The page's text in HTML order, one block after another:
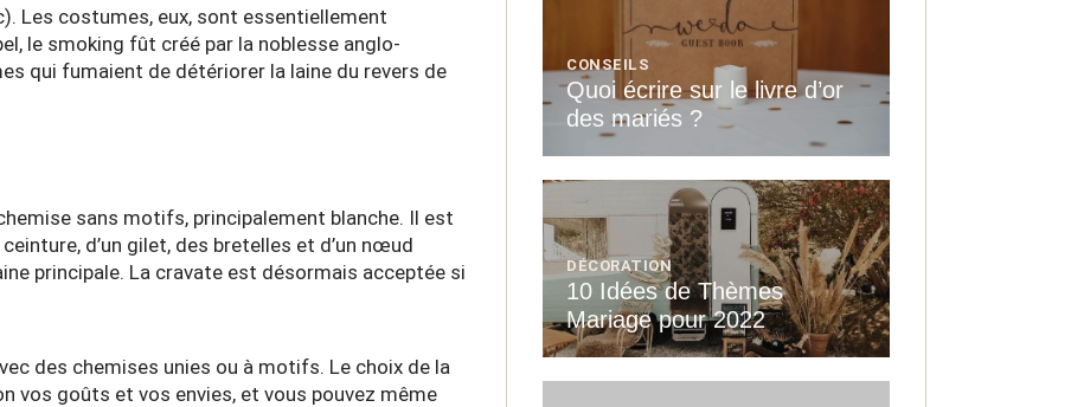
Les costumes, eux, sont essentiellement
le smoking fût créé par la noblesse anglo-
qui fumaient de détériorer la laine du revers de
sans motifs, principalement blanche. Il est
d’un gilet, des bretelles et d’un nœud
principale. La cravate est désormais acceptée si
des chemises unies ou à motifs. Le choix de la
vos goûts et vos envies, et vous pouvez même
CONSEILS
Quoi écrire sur le livre d’or
des mariés ?
DÉCORATION
10 Idées de Thèmes
Mariage pour 2022